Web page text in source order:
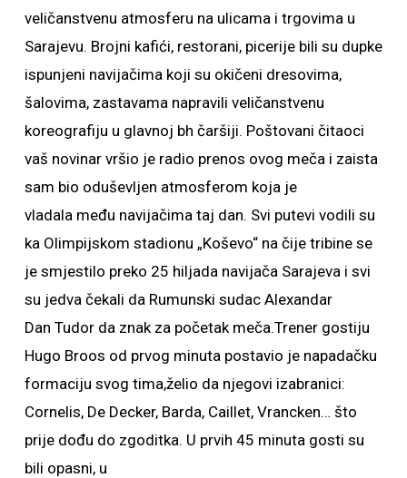
veličanstvenu atmosferu na ulicama i trgovima u
Sarajevu. Brojni kafići, restorani, picerije bili su dupke
ispunjeni navijačima koji su okičeni dresovima,
šalovima, zastavama napravili veličanstvenu
koreografiju u glavnoj bh čaršiji. Poštovani čitaoci
vaš novinar vršio je radio prenos ovog meča i zaista
sam bio oduševljen atmosferom koja je
vladala među navijačima taj dan. Svi putevi vodili su
ka Olimpijskom stadionu „Koševo“ na čije tribine se
je smjestilo preko 25 hiljada navijača Sarajeva i svi
su jedva čekali da Rumunski sudac Alexandar
Dan Tudor da znak za početak meča.Trener gostiju
Hugo Broos od prvog minuta postavio je napadačku
formaciju svog tima,želio da njegovi izabranici:
Cornelis, De Decker, Barda, Caillet, Vrancken… što
prije dođu do zgoditka. U prvih 45 minuta gosti su
bili opasni, u